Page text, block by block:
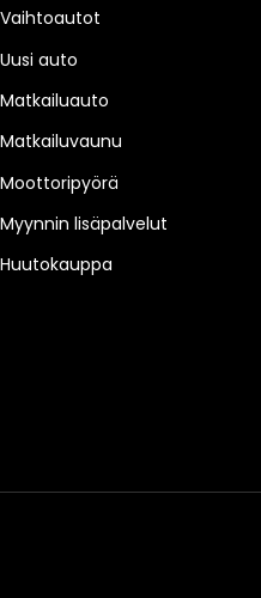
Vaihtoautot
Uusi auto
Matkailuauto
Matkailuvaunu
Moottoripyörä
Myynnin lisäpalvelut
Huutokauppa